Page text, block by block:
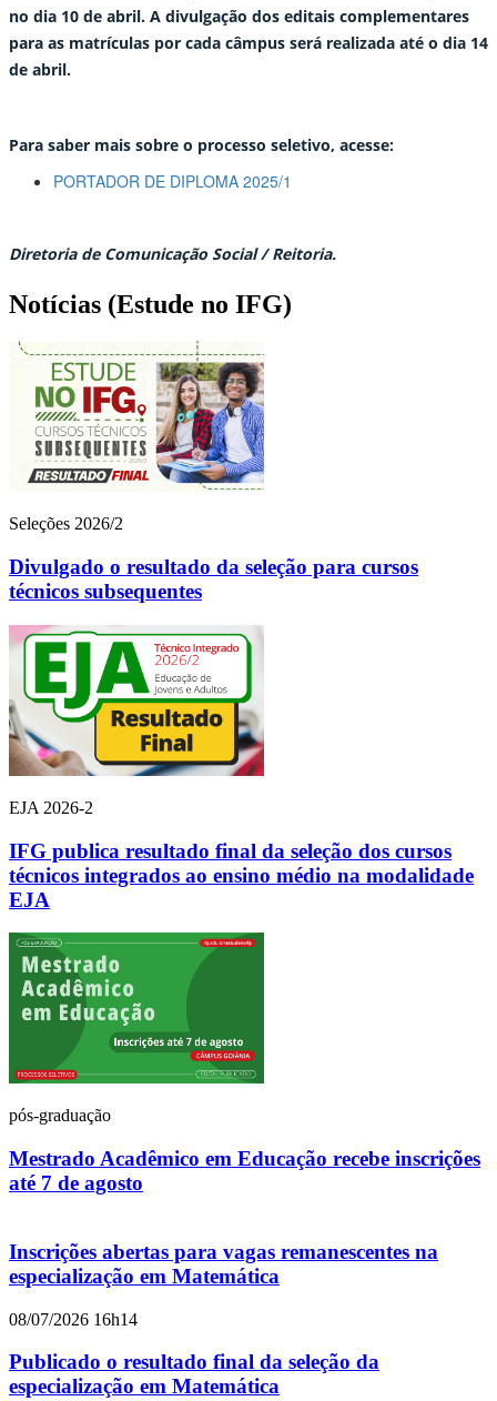
no dia 10 de abril. A divulgação dos editais complementares
para as matrículas por cada câmpus será realizada até o dia 14
de abril.
Para saber mais sobre o processo seletivo, acesse:
PORTADOR DE DIPLOMA 2025/1
Diretoria de Comunicação Social / Reitoria.
Notícias (Estude no IFG)
Seleções 2026/2
Divulgado o resultado da seleção para cursos
técnicos subsequentes
EJA 2026-2
IFG publica resultado final da seleção dos cursos
técnicos integrados ao ensino médio na modalidade
EJA
pós-graduação
Mestrado Acadêmico em Educação recebe inscrições
até 7 de agosto
Inscrições abertas para vagas remanescentes na
especialização em Matemática
08/07/2026 16h14
Publicado o resultado final da seleção da
especialização em Matemática